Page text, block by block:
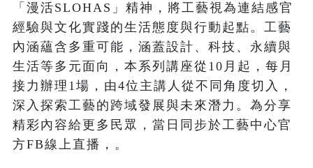
「漫活SLOHAS」精神，將工藝視為連結感官
經驗與文化實踐的生活態度與行動起點。工藝
內涵蘊含多重可能，涵蓋設計、科技、永續與
生活等多元面向，本系列講座從10月起，每月
接力辦理1場，由4位主講人從不同角度切入，
深入探索工藝的跨域發展與未來潛力。為分享
精彩內容給更多民眾，當日同步於工藝中心官
方FB線上直播，。